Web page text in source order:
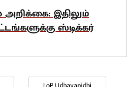
அறிக்கை: இதிலும்
ஸ்டிக்கர்